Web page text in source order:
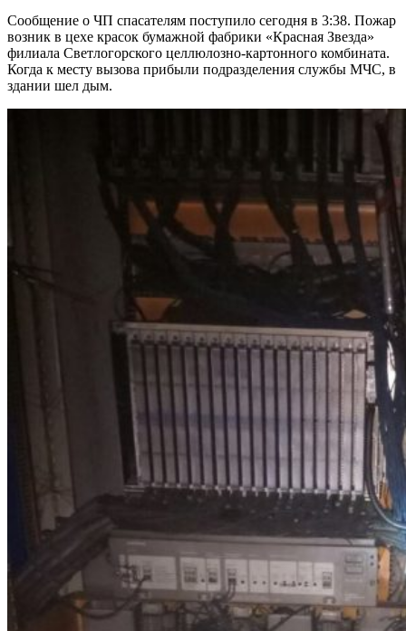
Сообщение о ЧП спасателям поступило сегодня в 3:38. Пожар
возник в цехе красок бумажной фабрики «Красная Звезда»
филиала Светлогорского целлюлозно-картонного комбината.
Когда к месту вызова прибыли подразделения службы МЧС, в
здании шел дым.